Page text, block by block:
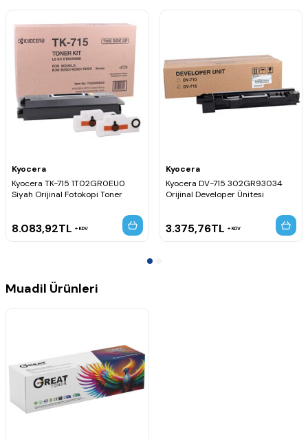
Kyocera
Kyocera TK-715 1T02GR0EU0
Siyah Orijinal Fotokopi Toner
8.083,92TL KDV
Kyocera
Kyocera DV-715 302GR93034
Orijinal Developer Ünitesi
3.375,76TL KDV
Muadil Ürünleri